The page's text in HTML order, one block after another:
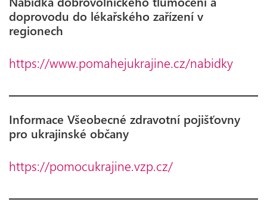
doprovodu do lékařského zařízení v
regionech
https://www.pomahejukrajine.cz/nabidky
Informace Všeobecné zdravotní pojišťovny
pro ukrajinské občany
https://pomocukrajine.vzp.cz/